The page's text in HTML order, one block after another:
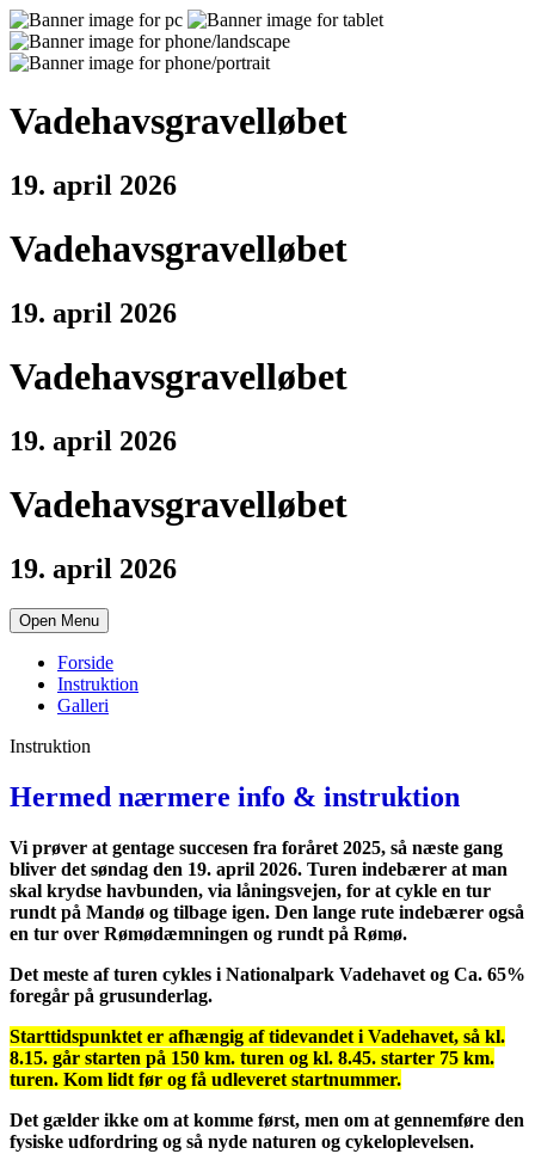
Vadehavsgravelløbet
19. april 2026
Vadehavsgravelløbet
19. april 2026
Vadehavsgravelløbet
19. april 2026
Vadehavsgravelløbet
19. april 2026
Open Menu
Forside
Instruktion
Galleri
Instruktion
Hermed nærmere info & instruktion
Vi prøver at gentage succesen fra foråret 2025, så næste gang
bliver det søndag den 19. april 2026. Turen indebærer at man
skal krydse havbunden, via låningsvejen, for at cykle en tur
rundt på Mandø og tilbage igen. Den lange rute indebærer også
en tur over Rømødæmningen og rundt på Rømø.
Det meste af turen cykles i Nationalpark Vadehavet og Ca. 65%
foregår på grusunderlag.
Starttidspunktet er afhængig af tidevandet i Vadehavet, så kl.
8.15. går starten på 150 km. turen og kl. 8.45. starter 75 km.
turen. Kom lidt før og få udleveret startnummer.
Det gælder ikke om at komme først, men om at gennemføre den
fysiske udfordring og så nyde naturen og cykeloplevelsen.